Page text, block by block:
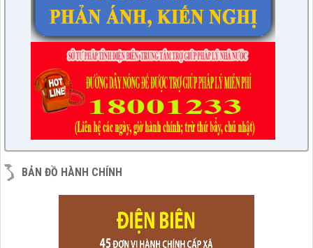
BẢN ĐỒ HÀNH CHÍNH